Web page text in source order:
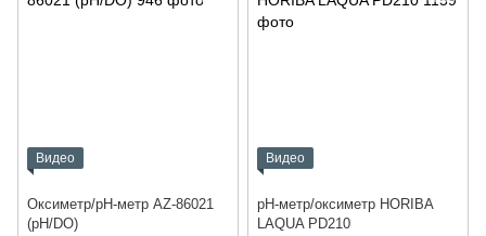
Видео
Оксиметр/pH-метр AZ-86021
(pH/DO)
Видео
pH-метр/оксиметр HORIBA
LAQUA PD210